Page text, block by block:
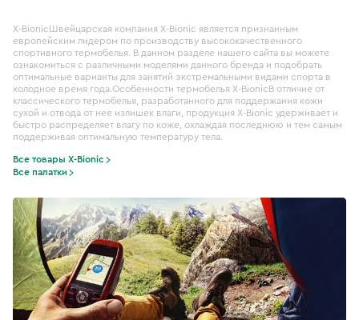
X-BionicШвейцарская компания X-Bionic является признанным
европейским лидером по производству высококачественного
спортивного термобелья. В данном разделе нашего сайта вы можете
ознакомиться с различными моделями данного бренда и подобрать
оптимальные варианты для занятий экстремальными видами спорта в
холодное время года.Особенности термобелья X-BionicВ отличие от
классического термобелья, разработанного для поддержания кожи
сухой и отвода от нее излишек влаги, продукция X-Bionic удерживает и
быстро распределяет влагу по коже, охлаждая последнюю и тем самым
поддерживая оптимальную температуру тела.
Все товары X-Bionic
Все палатки